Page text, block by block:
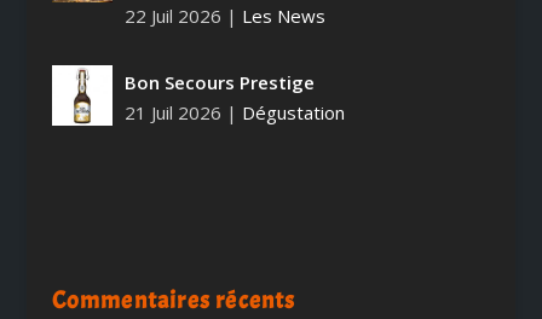
22 Juil 2026 | Les News
Bon Secours Prestige
21 Juil 2026 | Dégustation
Commentaires récents